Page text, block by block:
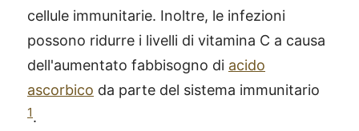
cellule immunitarie. Inoltre, le infezioni
possono ridurre i livelli di vitamina C a causa
dell'aumentato fabbisogno di acido
ascorbico da parte del sistema immunitario
1.